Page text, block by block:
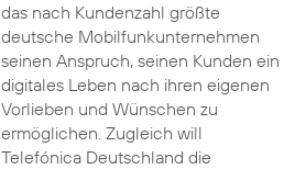
das nach Kundenzahl größte
deutsche Mobilfunkunternehmen
seinen Anspruch, seinen Kunden ein
digitales Leben nach ihren eigenen
Vorlieben und Wünschen zu
ermöglichen. Zugleich will
Telefónica Deutschland die